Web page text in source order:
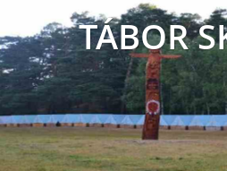
TÁBOR